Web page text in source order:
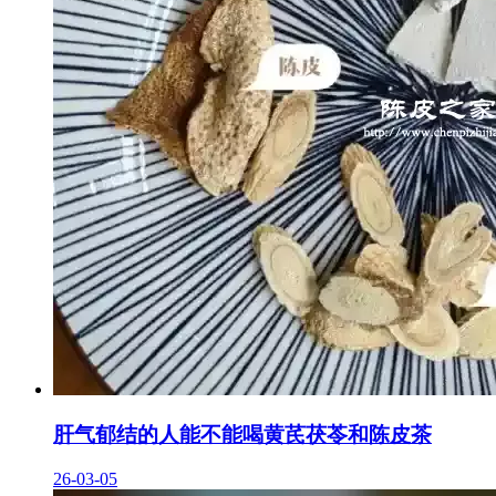
肝气郁结的人能不能喝黄芪茯苓和陈皮茶
26-03-05